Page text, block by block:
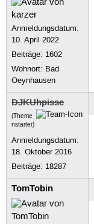
Anmeldungsdatum:
10. April 2022
Beiträge: 1602
Wohnort: Bad
Oeynhausen
DJKUhpisse
(Theme
nstarter)
Anmeldungsdatum:
18. Oktober 2016
Beiträge: 18287
TomTobin